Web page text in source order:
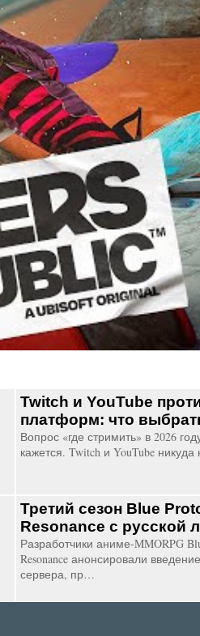
Twitch и YouTube
платформ: что
Вопрос «где стримить» в 2026
кажется. Twitch и YouTube
Третий сезон Blue
Resonance с русской
Разработчики аниме-MMORPG
Resonance анонсировали
сервера, пр…